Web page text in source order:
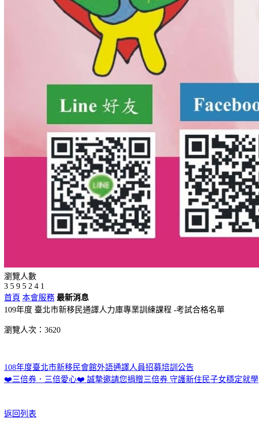
瀏覽人數
3 5 9 5 2 4 1
首頁 本會服務 最新消息
109年度 臺北市新移民通譯人力庫專業訓練課程 -考試合格名單
瀏覽人次：3620
108年度臺北市新移民會館外語通譯人員招募培訓公告
❤️三倍券．三倍愛心❤️ 誠摯邀請您捐贈三倍券 守護新住民子女穩定就學
返回列表